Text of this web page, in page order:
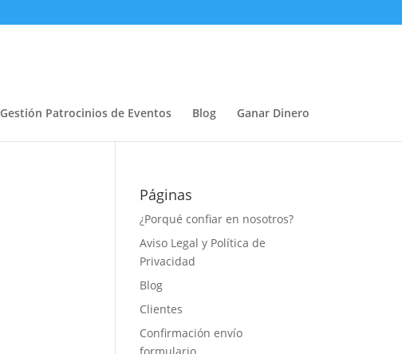
Gestión Patrocinios de Eventos Blog Ganar Dinero
Páginas
¿Porqué confiar en nosotros?
Aviso Legal y Política de
Privacidad
Blog
Clientes
Confirmación envío